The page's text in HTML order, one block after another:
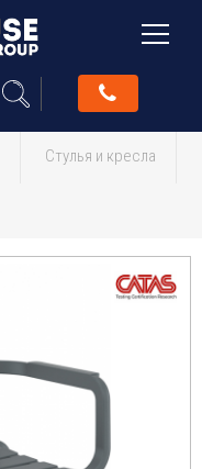
Стулья и кресла